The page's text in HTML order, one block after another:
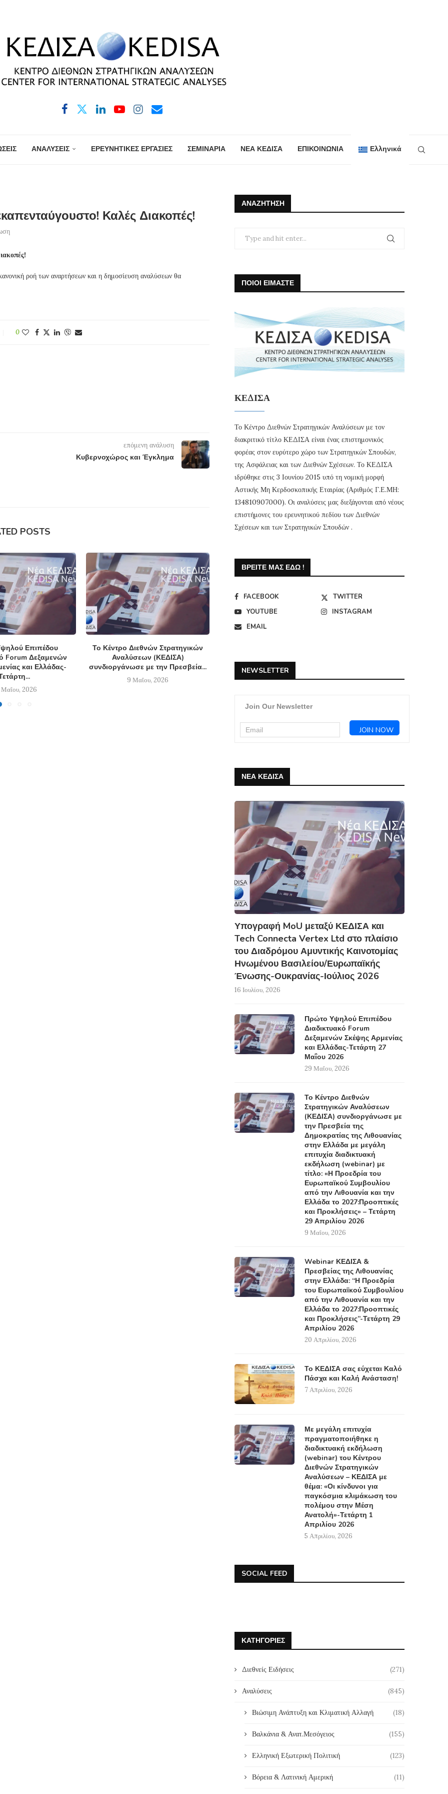
ΑΝΑΛΥΣΕΙΣ ΕΡΕΥΝΗΤΙΚΕΣ ΕΡΓΑΣΙΕΣ ΣΕΜΙΝΑΡΙΑ ΝΕΑ ΚΕΔΙΣΑ ΕΠΙΚΟΙΝΩΝΙΑ Ελληνικά
Καλές Διακοπές!
ροή των αναρτήσεων και η δημοσίευση αναλύσεων θα
0
επόμενη ανάλυση
Κυβερνοχώρος και Έγκλημα
POSTS
Επιπέδου
Forum Δεξαμενών
και Ελλάδας-
2026
Το Κέντρο Διεθνών Στρατηγικών
Αναλύσεων (ΚΕΔΙΣΑ)
συνδιοργάνωσε με την Πρεσβεία...
9 Μαΐου, 2026
Προεδρία...
20 Απριλίου, 2026
ΑΝΑΖΉΤΗΣΗ
ΠΟΙΟΙ ΕΙΜΑΣΤΕ
ΚΕΔΙΣΑ
Το Κέντρο Διεθνών Στρατηγικών Αναλύσεων με τον
διακριτικό τίτλο ΚΕΔΙΣΑ είναι ένας επιστημονικός
φορέας στον ευρύτερο χώρο των Στρατηγικών Σπουδών,
της Ασφάλειας και των Διεθνών Σχέσεων. Το ΚΕΔΙΣΑ
ιδρύθηκε στις 3 Ιουνίου 2015 υπό τη νομική μορφή
Αστικής Μη Κερδοσκοπικής Εταιρίας (Αριθμός Γ.Ε.ΜΗ:
134810907000). Οι αναλύσεις μας διεξάγονται από νέους
επιστήμονες του ερευνητικού πεδίου των Διεθνών
Σχέσεων και των Στρατηγικών Σπουδών .
ΒΡΕΊΤΕ ΜΑΣ ΕΔΏ !
FACEBOOK
TWITTER
YOUTUBE
INSTAGRAM
EMAIL
NEWSLETTER
Join Our Newsletter
ΝΕΑ ΚΕΔΙΣΑ
Υπογραφή MoU μεταξύ ΚΕΔΙΣΑ και
Tech Connecta Vertex Ltd στο πλαίσιο
του Διαδρόμου Αμυντικής Καινοτομίας
Ηνωμένου Βασιλείου/Ευρωπαϊκής
Ένωσης-Ουκρανίας-Ιούλιος 2026
16 Ιουλίου, 2026
Πρώτο Υψηλού Επιπέδου
Διαδικτυακό Forum
Δεξαμενών Σκέψης Αρμενίας
και Ελλάδας-Τετάρτη 27
Μαΐου 2026
29 Μαΐου, 2026
Το Κέντρο Διεθνών
Στρατηγικών Αναλύσεων
(ΚΕΔΙΣΑ) συνδιοργάνωσε με
την Πρεσβεία της
Δημοκρατίας της Λιθουανίας
στην Ελλάδα με μεγάλη
επιτυχία διαδικτυακή
εκδήλωση (webinar) με
τίτλο: «Η Προεδρία του
Ευρωπαϊκού Συμβουλίου
από την Λιθουανία και την
Ελλάδα το 2027:Προοπτικές
και Προκλήσεις» – Τετάρτη
29 Απριλίου 2026
9 Μαΐου, 2026
Webinar ΚΕΔΙΣΑ &
Πρεσβείας της Λιθουανίας
στην Ελλάδα: “Η Προεδρία
του Ευρωπαϊκού Συμβουλίου
από την Λιθουανία και την
Ελλάδα το 2027:Προοπτικές
και Προκλήσεις”-Τετάρτη 29
Απριλίου 2026
20 Απριλίου, 2026
Το ΚΕΔΙΣΑ σας εύχεται Καλό
Πάσχα και Καλή Ανάσταση!
7 Απριλίου, 2026
Με μεγάλη επιτυχία
πραγματοποιήθηκε η
διαδικτυακή εκδήλωση
(webinar) του Κέντρου
Διεθνών Στρατηγικών
Αναλύσεων – ΚΕΔΙΣΑ με
θέμα: «Οι κίνδυνοι για
παγκόσμια κλιμάκωση του
πολέμου στην Μέση
Ανατολή»-Τετάρτη 1
Απριλίου 2026
5 Απριλίου, 2026
SOCIAL FEED
ΚΑΤΗΓΟΡΊΕΣ
Διεθνείς Ειδήσεις (271)
Αναλύσεις (845)
Βιώσιμη Ανάπτυξη και Κλιματική Αλλαγή (18)
Βαλκάνια & Ανατ.Μεσόγειος (155)
Ελληνική Εξωτερική Πολιτική (123)
Βόρεια & Λατινική Αμερική (11)